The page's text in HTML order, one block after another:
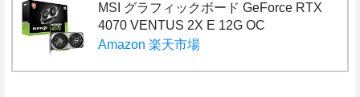
MSI グラフィックボード GeForce RTX
4070 VENTUS 2X E 12G OC
Amazon 楽天市場